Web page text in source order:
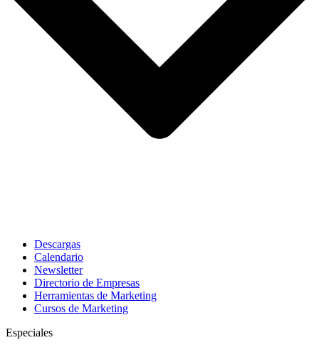
Descargas
Calendario
Newsletter
Directorio de Empresas
Herramientas de Marketing
Cursos de Marketing
Especiales